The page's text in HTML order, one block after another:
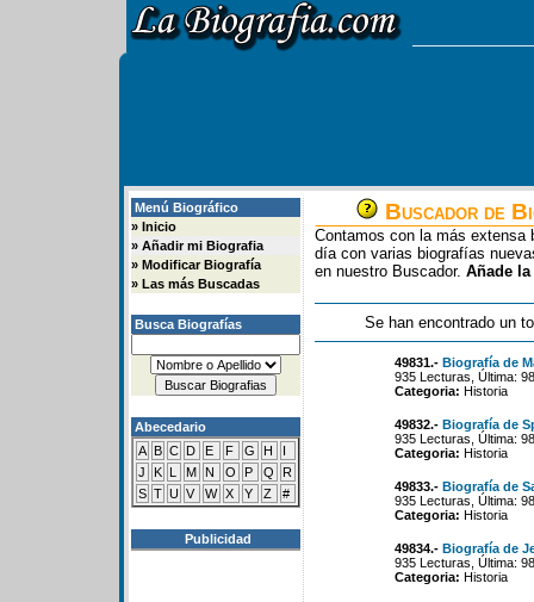
Menú Biográfico
» Inicio
» Añadir mi Biografia
» Modificar Biografía
» Las más Buscadas
Busca Biografías
Abecedario
A B C D E F G H
I
J
K L M N O P Q
R
S T U V W X Y Z #
Publicidad
Buscador de
Contamos con la más extensa
día con varias biografías
en nuestro Buscador. Añade
Se han encontrado un
49831.- Biografía de
935 Lecturas, Última:
Categoria: Historia
49832.- Biografía de
935 Lecturas, Última:
Categoria: Historia
49833.- Biografía de
935 Lecturas, Última:
Categoria: Historia
49834.- Biografía de
935 Lecturas, Última:
Categoria: Historia